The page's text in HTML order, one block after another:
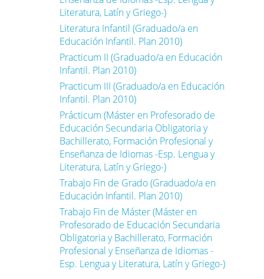
Literatura, Latín y Griego-)
Literatura Infantil (Graduado/a en
Educación Infantil. Plan 2010)
Practicum II (Graduado/a en Educación
Infantil. Plan 2010)
Practicum III (Graduado/a en Educación
Infantil. Plan 2010)
Prácticum (Máster en Profesorado de
Educación Secundaria Obligatoria y
Bachillerato, Formación Profesional y
Enseñanza de Idiomas -Esp. Lengua y
Literatura, Latín y Griego-)
Trabajo Fin de Grado (Graduado/a en
Educación Infantil. Plan 2010)
Trabajo Fin de Máster (Máster en
Profesorado de Educación Secundaria
Obligatoria y Bachillerato, Formación
Profesional y Enseñanza de Idiomas -
Esp. Lengua y Literatura, Latín y Griego-)